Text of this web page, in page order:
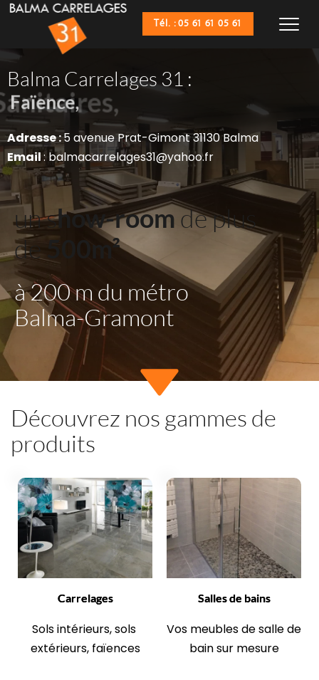
Tél. : 05 61 61 05 61
Balma Carrelages 31 :
Faïence,
Sanitaires,
Adresse : 5 avenue Prat-Gimont 31130 Balma
Email : balmacarrelages31@yahoo.fr
un show-room de plus
de 500m²
à 200 m du métro
Balma-Gramont
Découvrez nos gammes de
produits
Carrelages
Sols intérieurs, sols
extérieurs, faïences
Salles de bains
Vos meubles de salle de
bain sur mesure